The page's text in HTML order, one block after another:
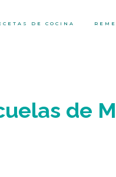
DE COCINA
de